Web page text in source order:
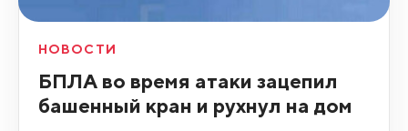
НОВОСТИ
БПЛА во время атаки зацепил
башенный кран и рухнул на дом